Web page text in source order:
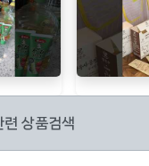
련 상품검색